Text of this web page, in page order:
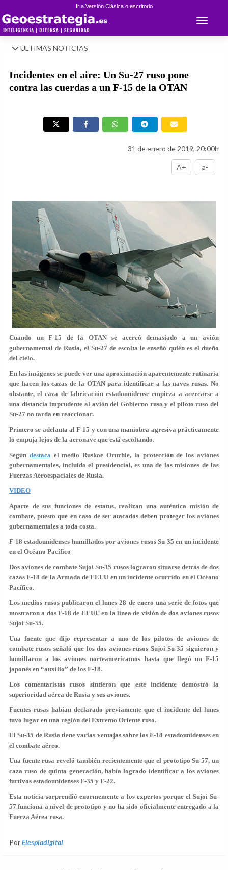
Ir a Versión Clásica o escritorio
Toggle
ÚLTIMAS NOTICIAS
Incidentes en el aire: Un Su-27 ruso pone
contra las cuerdas a un F-15 de la OTAN
31 de enero de 2019, 20:00h
A+ a-
Cuando un F-15 de la OTAN se acercó demasiado a un avión
gubernamental de Rusia, el Su-27 de escolta le enseñó quién es el dueño
del cielo.
En las imágenes se puede ver una aproximación aparentemente rutinaria
que hacen los cazas de la OTAN para identificar a las naves rusas. No
obstante, el caza de fabricación estadounidense empieza a acercarse a
una distancia imprudente al avión del Gobierno ruso y el piloto ruso del
Su-27 no tarda en reaccionar.
Primero se adelanta al F-15 y con una maniobra agresiva prácticamente
lo empuja lejos de la aeronave que está escoltando.
Según destacael medio Ruskoe Oruzhie, la protección de los aviones
gubernamentales, incluido el presidencial, es una de las misiones de las
Fuerzas Aeroespaciales de Rusia.
VIDEO
Aparte de sus funciones de estatus, realizan una auténtica misión de
combate, puesto que en caso de ser atacados deben proteger los aviones
gubernamentales a toda costa.
F-18 estadounidenses humillados por aviones rusos Su-35 en un incidente
en el Océano Pacífico
Dos aviones de combate Sujoi Su-35 rusos lograron situarse detrás de dos
cazas F-18 de la Armada de EEUU en un incidente ocurrido en el Océano
Pacífico.
Los medios rusos publicaron el lunes 28 de enero una serie de fotos que
mostraron a dos F-18 de EEUU en la línea de visión de dos aviones rusos
Sujoi Su-35.
Una fuente que dijo representar a uno de los pilotos de aviones de
combate rusos señaló que los dos aviones rusos Sujoi Su-35 siguieron y
humillaron a los aviones norteamericamos hasta que llegó un F-15
japonés en “auxilio” de los F-18.
Los comentaristas rusos sintieron que este incidente demostró la
superioridad aérea de Rusia y sus aviones.
Fuentes rusas habían declarado previamente que el incidente del lunes
tuvo lugar en una región del Extremo Oriente ruso.
El Su-35 de Rusia tiene varias ventajas sobre los F-18 estadounidenses en
el combate aéreo.
Una fuente rusa reveló también recientemente que el prototipo Su-57, un
caza ruso de quinta generación, había logrado identificar a los aviones
furtivos estadounidenses F-35 y F-22.
Esta noticia sorprendió enormemente a los expertos porque el Sujoi Su-
57 funciona a nivel de prototipo y no ha sido oficialmente entregado a la
Fuerza Aérea rusa.
PorElespiadigital